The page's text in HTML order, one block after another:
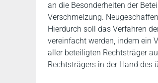
an die Besonderheiten der
Verschmelzung.
Hierdurch soll das Verfahren
vereinfacht werden, indem ein
aller beteiligten Rechtsträger
Rechtsträgers in der Hand des